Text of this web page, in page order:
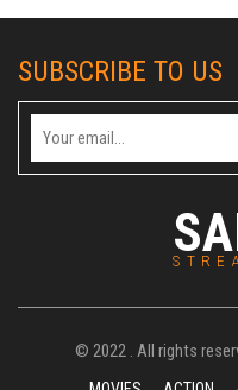
SUBSCRIBE TO US
© 2022 . All rights